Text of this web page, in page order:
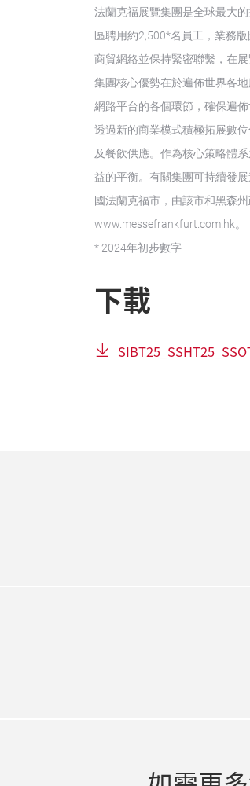
法蘭克福展覽集團是全球最大
區聘用約2,500*名員工，業務
商貿網絡並保持緊密聯繫，在
集團核心優勢在於遍佈世界各
網路平台的各個環節，確保遍
透過新的商業模式積極拓展數
及餐飲供應。作為核心策略體
益的平衡。有關集團可持續發
國法蘭克福市，由該市和黑森
www.messefrankfurt.com.hk。
* 2024年初步數字
下載